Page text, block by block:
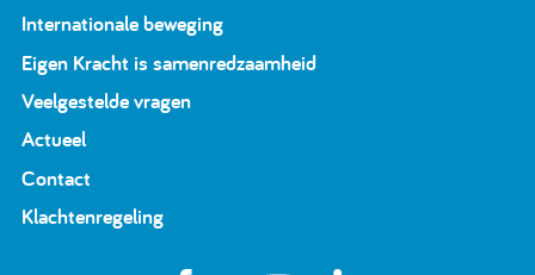
Internationale beweging
Eigen Kracht is samenredzaamheid
Veelgestelde vragen
Actueel
Contact
Klachtenregeling